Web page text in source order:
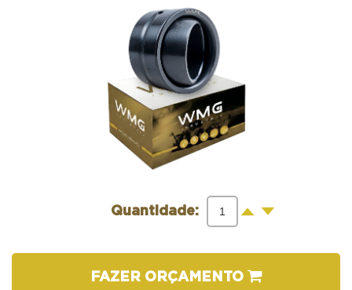
Quantidade: + -
FAZER ORÇAMENTO